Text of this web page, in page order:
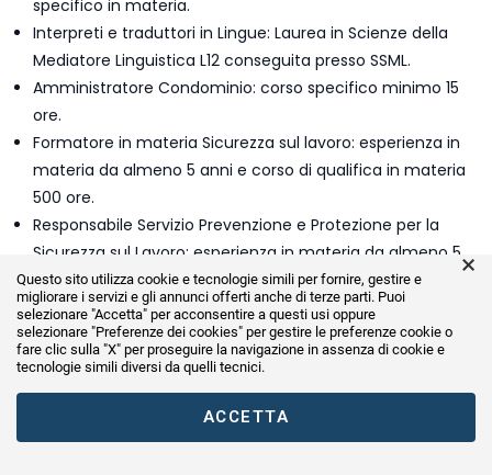
specifico in materia.
Interpreti e traduttori in Lingue: Laurea in Scienze della
Mediatore Linguistica L12 conseguita presso SSML.
Amministratore Condominio: corso specifico minimo 15
ore.
Formatore in materia Sicurezza sul lavoro: esperienza in
materia da almeno 5 anni e corso di qualifica in materia
500 ore.
Responsabile Servizio Prevenzione e Protezione per la
Sicurezza sul Lavoro: esperienza in materia da almeno 5
anni e corso specifico in materia.
Addetto al Servizio Prevenzione e Protezione per la
Sicurezza sul Lavoro: esperienza in materia da almeno 5
anni e corso specifico in materia.
Esperto commerciale import-export: corso di formazione
HR Specialist (Direttore Risorse Umane): laurea giuridica,;
×
Questo sito utilizza cookie e tecnologie simili per fornire, gestire e
migliorare i servizi e gli annunci offerti anche di terze parti. Puoi
selezionare "Accetta" per acconsentire a questi usi oppure
selezionare "Preferenze dei cookies" per gestire le preferenze cookie o
fare clic sulla "X" per proseguire la navigazione in assenza di cookie e
tecnologie simili diversi da quelli tecnici.
ACCETTA